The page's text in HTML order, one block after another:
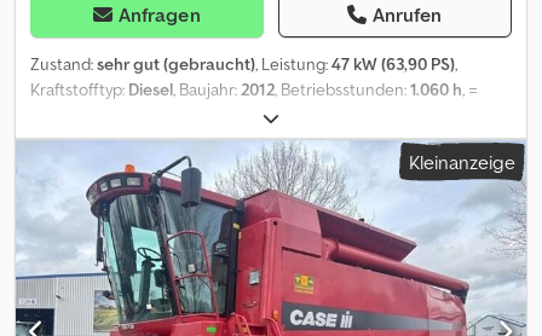
Anfragen Anrufen
Zustand:sehr gut (gebraucht), Leistung:47 kW (63,90 PS),
Kraftstofftyp: Diesel, Baujahr:2012, Betriebsstunden:1.060 h, =
Weitere Optionen und Zubehör = - 2 Pedale Steuerung -
Geschlossene Kabine = Anmerkungen = CASE 121E Serie 3 –
Baujahr 2012 – 1.060 Betriebsstunden CASE 121E Serie 3 Radlader,
Baujahr 2012. Die Maschine befindet sich in gutem Zustand und
hat nur 1.060 Betriebsstunden. Die Maschine befindet sich
sowohl technisch als auch optisch in gutem Zustand. Sie eignet
sich für vielfältige Einsatzbereiche und ist sofort einsatzbereit.
Merkmale: * Baujahr: 2012 * Nur 1.060 Betriebsstunden * Guter
technischer und optischer Zustand * Sofort einsatzbereit
Kleinanzeige